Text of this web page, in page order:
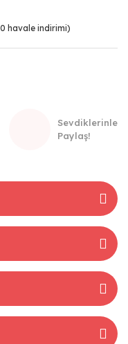
havale indirimi)
Sevdiklerinle
Paylaş!